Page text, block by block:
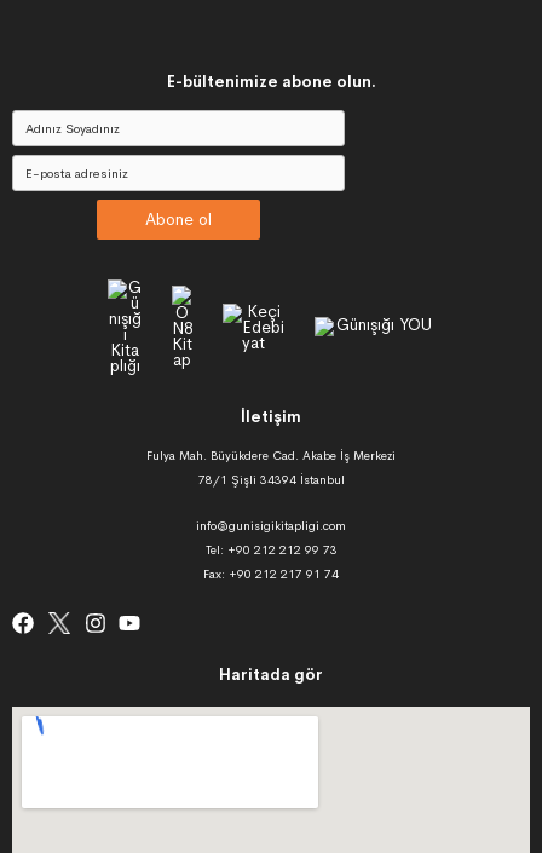
E-bültenimize abone olun.
Abone ol
İletişim
Fulya Mah. Büyükdere Cad. Akabe İş Merkezi
78/1 Şişli 34394 İstanbul
info@gunisigikitapligi.com
Tel: +90 212 212 99 73
Fax: +90 212 217 91 74
Haritada gör